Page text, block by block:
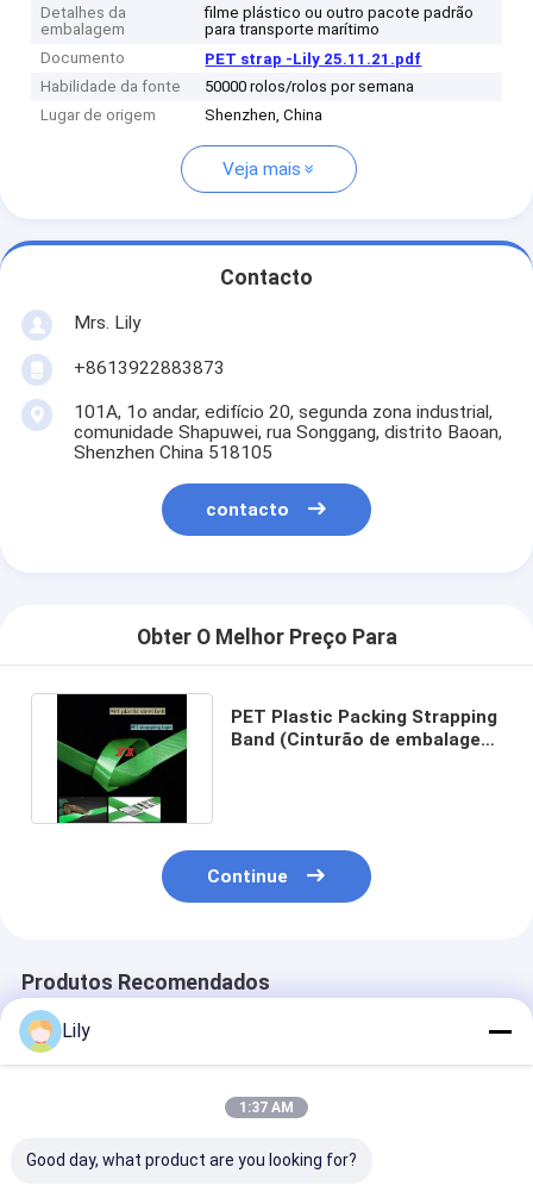
Detalhes da
embalagem
filme plástico ou outro pacote padrão
para transporte marítimo
Documento
PET strap -Lily 25.11.21.pdf
Habilidade da fonte
50000 rolos/rolos por semana
Lugar de origem
Shenzhen, China
Veja mais
Contacto
Mrs. Lily
+8613922883873
101A, 1o andar, edifício 20, segunda zona industrial,
comunidade Shapuwei, rua Songgang, distrito Baoan,
Shenzhen China 518105
contacto
Obter O Melhor Preço Para
PET Plastic Packing Strapping
Band (Cinturão de embalagem
Continue
Produtos Recomendados
Lily
1:37 AM
Good day, what product are you looking for?